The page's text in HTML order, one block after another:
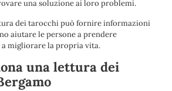
una soluzione ai loro problemi.
dei tarocchi può fornire informazioni
aiutare le persone a prendere
migliorare la propria vita.
una lettura dei